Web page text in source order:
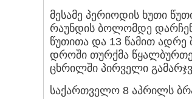
მესამე პერიოდის ხუთი
რაუნდის ბოლომდე
წუთითა და 13 წამით ადრე
დროში თურქმა
ცხრილში პირველი
საქართველო 8 აპრილს